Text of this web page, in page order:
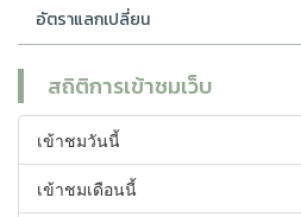
อัตราแลกเปลี่ยน
สถิติการเข้าชมเว็บ
เข้าชมวันนี้
เข้าชมเดือนนี้